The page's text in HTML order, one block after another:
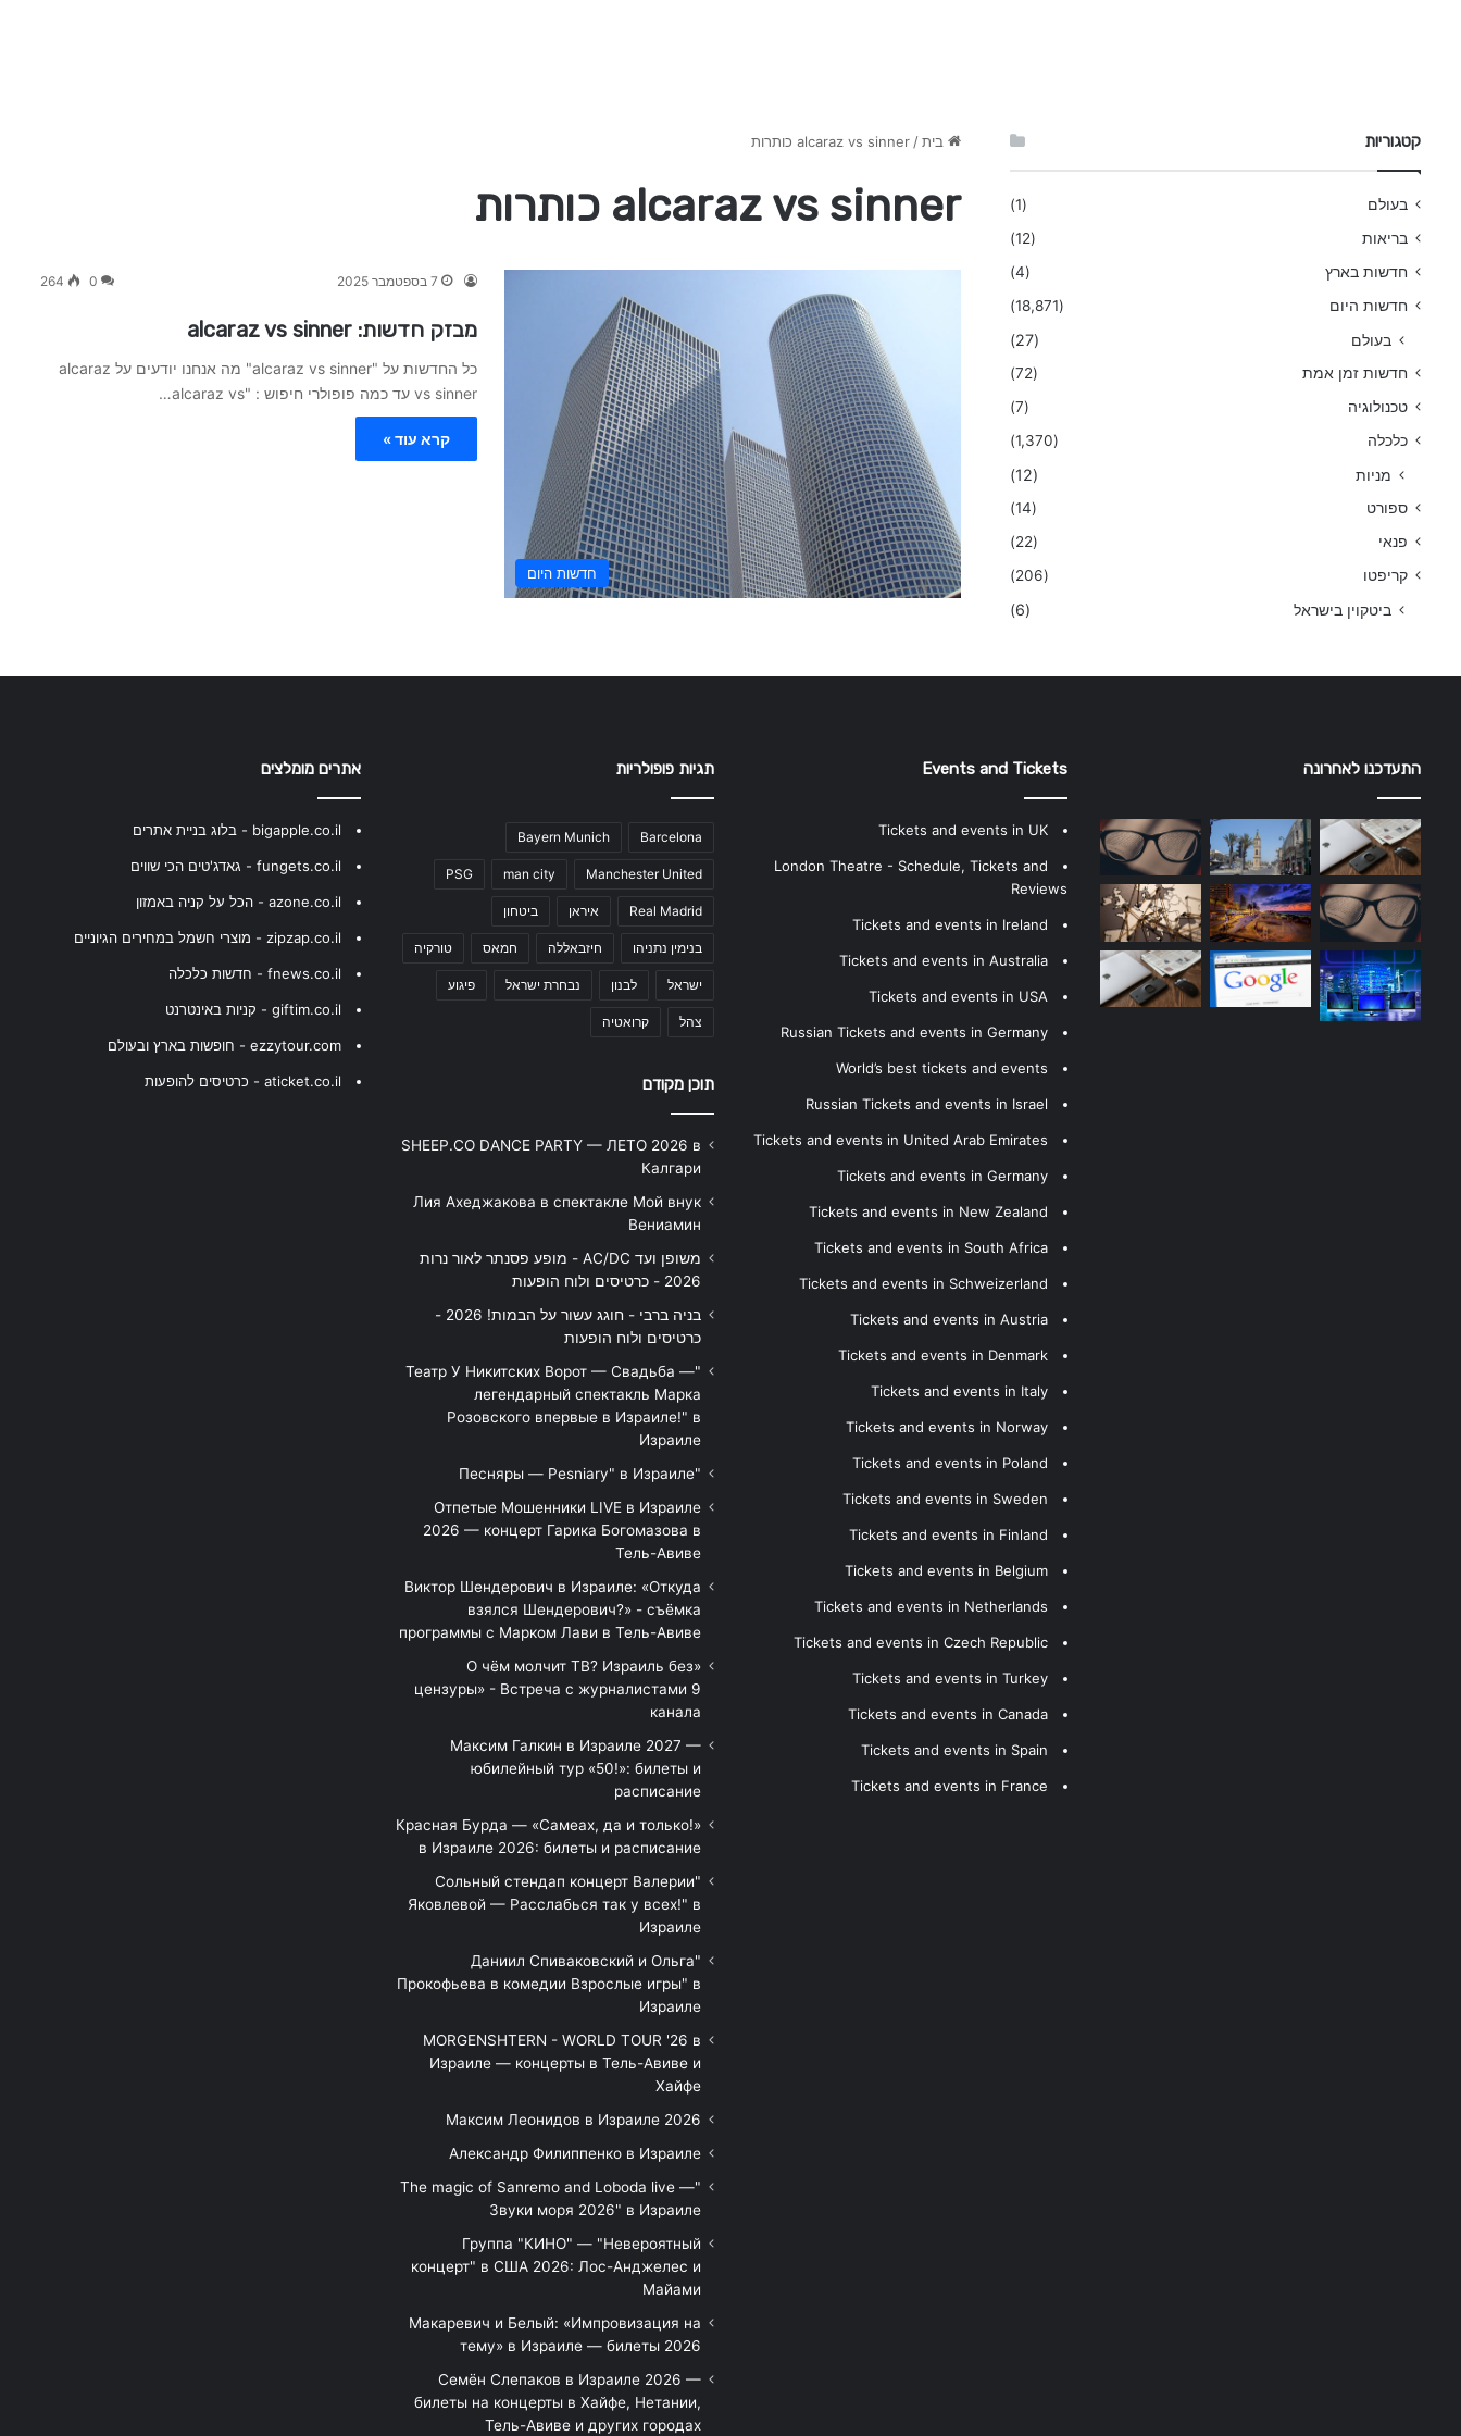
בית / alcaraz vs sinner כותרות
alcaraz vs sinner כותרות
חדשות היום
7 בספטמבר 2025 0
264
מבזק חדשות: alcaraz vs sinner
כל החדשות על "alcaraz vs sinner" מה אנחנו יודעים על alcaraz
vs sinner עד כמה פופולרי חיפוש : "alcaraz vs…
קרא עוד »
קטגוריות
בעולם
(1)
בריאות
(12)
חדשות בארץ
(4)
חדשות היום
(18,871)
בעולם (27)
חדשות זמן אמת
(72)
טכנולוגיה
(7)
כלכלה
(1,370)
מניות (12)
ספורט
(14)
פנאי
(22)
קריפטו
(206)
ביטקוין בישראל (6)
התעדכנו לאחרונה Events and Tickets
Tickets and events in UK
London Theatre - Schedule, Tickets and
Reviews
Tickets and events in Ireland
Tickets and events in Australia
Tickets and events in USA
Russian Tickets and events in Germany
World’s best tickets and events
Russian Tickets and events in Israel
Tickets and events in United Arab Emirates
Tickets and events in Germany
Tickets and events in New Zealand
Tickets and events in South Africa
Tickets and events in Schweizerland
Tickets and events in Austria
Tickets and events in Denmark
Tickets and events in Italy
Tickets and events in Norway
Tickets and events in Poland
Tickets and events in Sweden
Tickets and events in Finland
Tickets and events in Belgium
Tickets and events in Netherlands
Tickets and events in Czech Republic
Tickets and events in Turkey
Tickets and events in Canada
Tickets and events in Spain
Tickets and events in France
תגיות פופולריות
Barcelona
Bayern Munich
Manchester United
man city
PSG
Real Madrid איראן ביטחון
בנימין נתניהו חיזבאללה חמאס טורקיה
ישראל לבנון נבחרת ישראל פיגוע
צהל קרואטיה
תוכן מקודם
SHEEP.CO DANCE PARTY — ЛЕТО 2026 в
Калгари
Лия Ахеджакова в спектакле Мой внук
Вениамин
משופן ועד AC/DC - מופע פסנתר לאור נרות
2026 - כרטיסים ולוח הופעות
בניה ברבי - חוגג עשור על הבמות! 2026 -
כרטיסים ולוח הופעות
"Театр У Никитских Ворот — Свадьба —
легендарный спектакль Марка
Розовского впервые в Израиле!" в
Израиле
"Песняры — Pesniary" в Израиле
Отпетые Мошенники LIVE в Израиле
2026 — концерт Гарика Богомазова в
Тель-Авиве
Виктор Шендерович в Израиле: «Откуда
взялся Шендерович?» - съёмка
программы с Марком Лави в Тель-Авиве
«О чём молчит ТВ? Израиль без
цензуры» - Встреча с журналистами 9
канала
Максим Галкин в Израиле 2027 —
юбилейный тур «50!»: билеты и
расписание
Красная Бурда — «Самеах, да и только!»
в Израиле 2026: билеты и расписание
"Сольный стендап концерт Валерии
Яковлевой — Расслабься так у всех!" в
Израиле
"Даниил Спиваковский и Ольга
Прокофьева в комедии Взрослые игры" в
Израиле
MORGENSHTERN - WORLD TOUR '26 в
Израиле — концерты в Тель-Авиве и
Хайфе
Максим Леонидов в Израиле 2026
Александр Филиппенко в Израиле
"The magic of Sanremo and Loboda live —
Звуки моря 2026" в Израиле
Группа "КИНО" — "Невероятный
концерт" в США 2026: Лос-Анджелес и
Майами
Макаревич и Белый: «Импровизация на
тему» в Израиле — билеты 2026
Семён Слепаков в Израиле 2026 —
билеты на концерты в Хайфе, Нетании,
Тель-Авиве и других городах
אתרים מומלצים
bigapple.co.il - בלוג בניית אתרים
fungets.co.il - גאדג'טים הכי שווים
azone.co.il - הכל על קניה באמזון
zipzap.co.il - מוצרי חשמל במחירים הגיוניים
fnews.co.il - חדשות כלכלה
giftim.co.il - קניות באינטרנט
ezzytour.com - חופשות בארץ ובעולם
aticket.co.il - כרטיסים להופעות